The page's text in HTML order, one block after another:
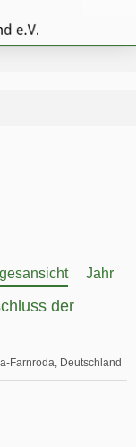
der
Farnroda, Deutschland